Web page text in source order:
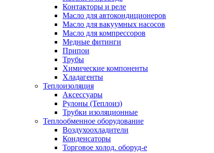
Контакторы и реле
Масло для автокондиционеров
Масло для вакуумных насосов
Масло для компрессоров
Медные фитинги
Припои
Трубы
Химические компоненты
Хладагенты
Теплоизоляция
Аксессуары
Рулоны (Теплоиз)
Трубки изоляционные
Теплообменное оборудование
Воздухоохладители
Конденсаторы
Торговое холод. оборуд-е